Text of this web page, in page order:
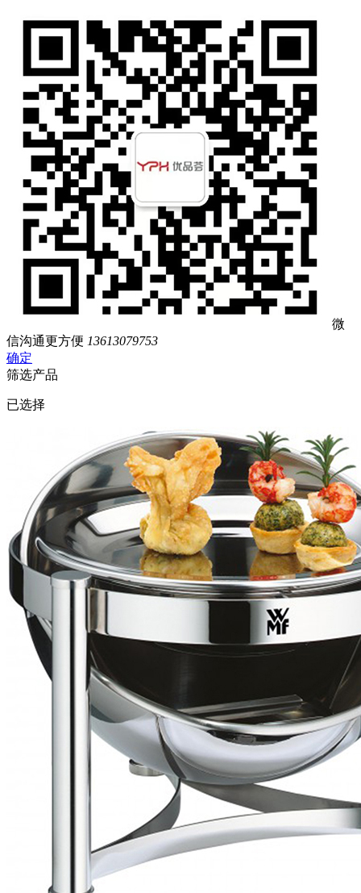
微
信沟通更方便 13613079753
确定
筛选产品
已选择